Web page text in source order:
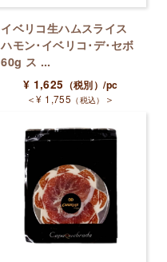
イベリコ生ハムスライス
ハモン･イベリコ･デ･セボ
60g ス ...
¥ 1,625 （税別）/pc
＜¥ 1,755 （税込） ＞